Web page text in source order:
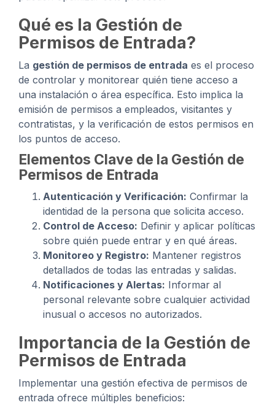
Qué es la Gestión de
Permisos de Entrada?
La gestión de permisos de entrada es el proceso
de controlar y monitorear quién tiene acceso a
una instalación o área específica. Esto implica la
emisión de permisos a empleados, visitantes y
contratistas, y la verificación de estos permisos en
los puntos de acceso.
Elementos Clave de la Gestión de
Permisos de Entrada
Autenticación y Verificación: Confirmar la
identidad de la persona que solicita acceso.
Control de Acceso: Definir y aplicar políticas
sobre quién puede entrar y en qué áreas.
Monitoreo y Registro: Mantener registros
detallados de todas las entradas y salidas.
Notificaciones y Alertas: Informar al
personal relevante sobre cualquier actividad
inusual o accesos no autorizados.
Importancia de la Gestión de
Permisos de Entrada
Implementar una gestión efectiva de permisos de
entrada ofrece múltiples beneficios: